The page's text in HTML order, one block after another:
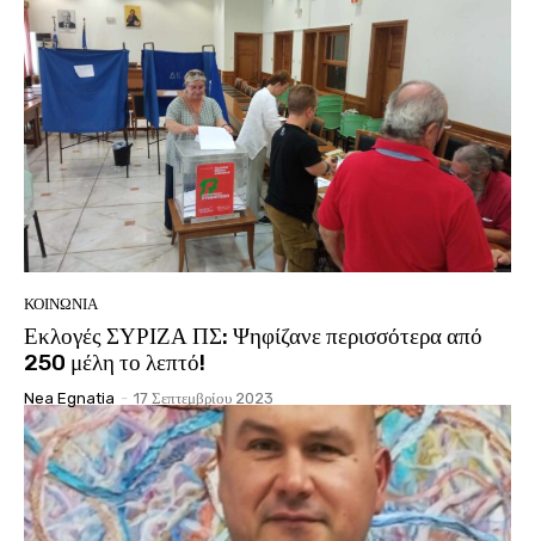
ΚΟΙΝΩΝΊΑ
Εκλογές ΣΥΡΙΖΑ ΠΣ: Ψηφίζανε περισσότερα από
250 μέλη το λεπτό!
Nea Egnatia - 17 Σεπτεμβρίου 2023